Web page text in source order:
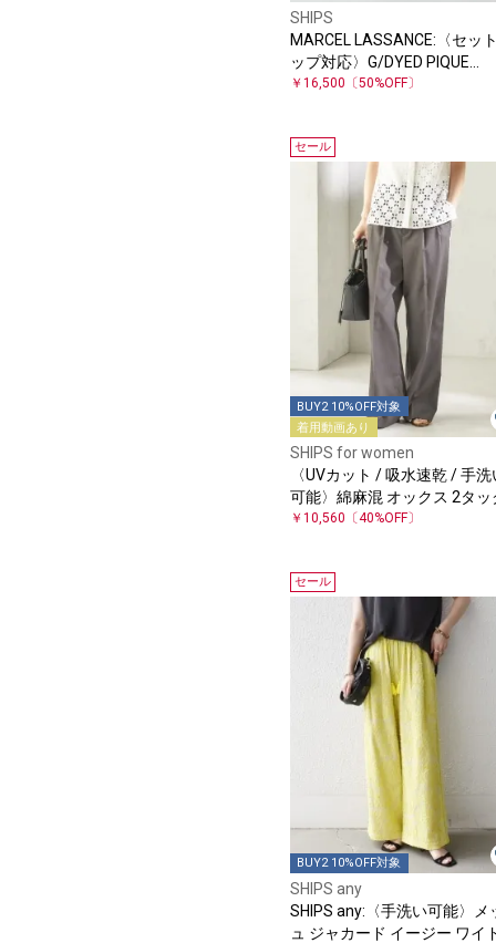
SHIPS
MARCEL LASSANCE:〈セッ
ップ対応〉G/DYED PIQUE
TROUSERS
￥16,500 〔50%OFF〕
セール
BUY2 10%OFF対象
着用動画あり
SHIPS for women
〈UVカット / 吸水速乾 / 手洗
可能〉綿麻混 オックス 2タッ
ストレート パンツ
￥10,560 〔40%OFF〕
セール
BUY2 10%OFF対象
SHIPS any
SHIPS any:〈手洗い可能〉メ
ュ ジャカード イージー ワイ